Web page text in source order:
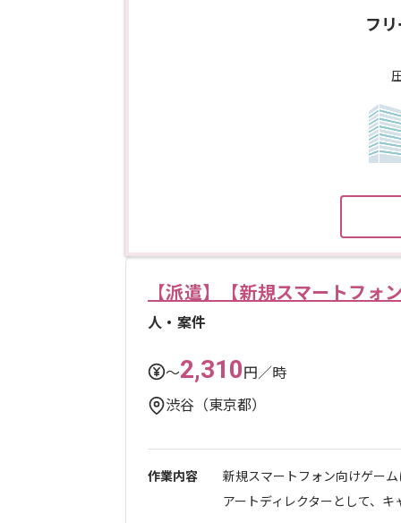
フ
【派遣】【新規スマートフォ
人・案件
〜2,310円／時
渋谷（東京都）
作業内容
新規スマートフォン向けゲー
アートディレクターとして、キ